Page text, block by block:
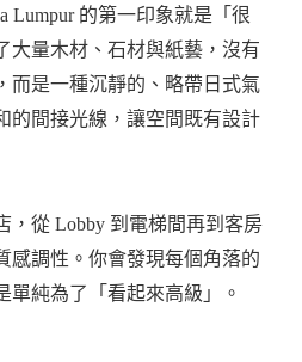
Lumpur 的第一印象就是「很
大量木材、石材與紙藝，沒有
而是一種沉靜的、略帶日式氣
的間接光線，讓空間既有設計
，從 Lobby 到電梯間再到客房
感調性。你會發現每個角落的
單純為了「看起來高級」。